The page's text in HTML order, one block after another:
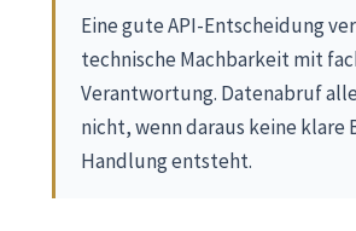
Eine gute API-Entscheidung
technische Machbarkeit mit
Verantwortung. Datenabruf
nicht, wenn daraus keine klare
Handlung entsteht.